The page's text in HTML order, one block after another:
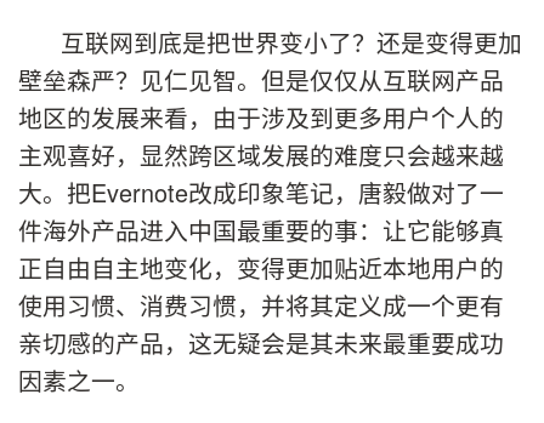
互联网到底是把世界变小了？还是变得更加
壁垒森严？见仁见智。但是仅仅从互联网产品
地区的发展来看，由于涉及到更多用户个人的
主观喜好，显然跨区域发展的难度只会越来越
大。把Evernote改成印象笔记，唐毅做对了一
件海外产品进入中国最重要的事：让它能够真
正自由自主地变化，变得更加贴近本地用户的
使用习惯、消费习惯，并将其定义成一个更有
亲切感的产品，这无疑会是其未来最重要成功
因素之一。